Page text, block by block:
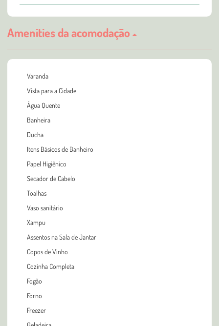
Amenities da acomodação
Varanda
Vista para a Cidade
Água Quente
Banheira
Ducha
Itens Básicos de Banheiro
Papel Higiênico
Secador de Cabelo
Toalhas
Vaso sanitário
Xampu
Assentos na Sala de Jantar
Copos de Vinho
Cozinha Completa
Fogão
Forno
Freezer